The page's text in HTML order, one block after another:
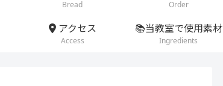
Bread Order
アクセス
Access
📚当教室で使用素材
Ingredients